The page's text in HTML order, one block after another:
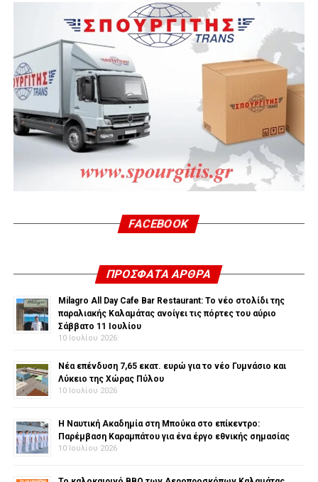
FACEBOOK
ΠΡΌΣΦΑΤΑ ΆΡΘΡΑ
Milagro All Day Cafe Bar Restaurant: Το νέο στολίδι της
παραλιακής Καλαμάτας ανοίγει τις πόρτες του αύριο
Σάββατο 11 Ιουλίου
10 Ιουλίου 2026
Νέα επένδυση 7,65 εκατ. ευρώ για το νέο Γυμνάσιο και
Λύκειο της Χώρας Πύλου
10 Ιουλίου 2026
Η Ναυτική Ακαδημία στη Μπούκα στο επίκεντρο:
Παρέμβαση Καραμπάτου για ένα έργο εθνικής σημασίας
10 Ιουλίου 2026